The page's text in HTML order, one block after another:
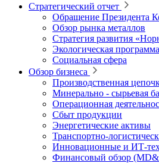
Стратегический отчет
Обращение Президента
Обзор рынка металлов
Стратегия развития
Экологическая программа
Социальная сфера
Обзор бизнеса
Производственная
Минерально ‑ сырьевая
Операционная
Сбыт продукции
Энергетические активы
Транспортно-
Инновационные и
Финансовый обзор